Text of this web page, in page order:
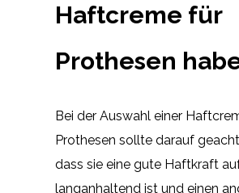
Haftcreme für
Prothesen
Bei der Auswahl einer
Prothesen sollte darauf
dass sie eine gute Haftkraft
langanhaltend ist und einen